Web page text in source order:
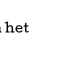
het